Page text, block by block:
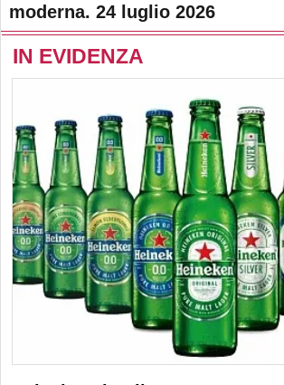
moderna. 24 luglio 2026
IN EVIDENZA